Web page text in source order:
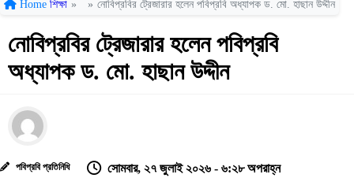
Home শিক্ষা » » নোবিপ্রবির ট্রেজারার হলেন পবিপ্রবি অধ্যাপক ড. মো. হাছান উদ্দীন
নোবিপ্রবির ট্রেজারার হলেন পবিপ্রবি
অধ্যাপক ড. মো. হাছান উদ্দীন
পবিপ্রবি প্রতিনিধি সোমবার, ২৭ জুলাই ২০২৬ - ৬:২৮ অপরাহ্ন